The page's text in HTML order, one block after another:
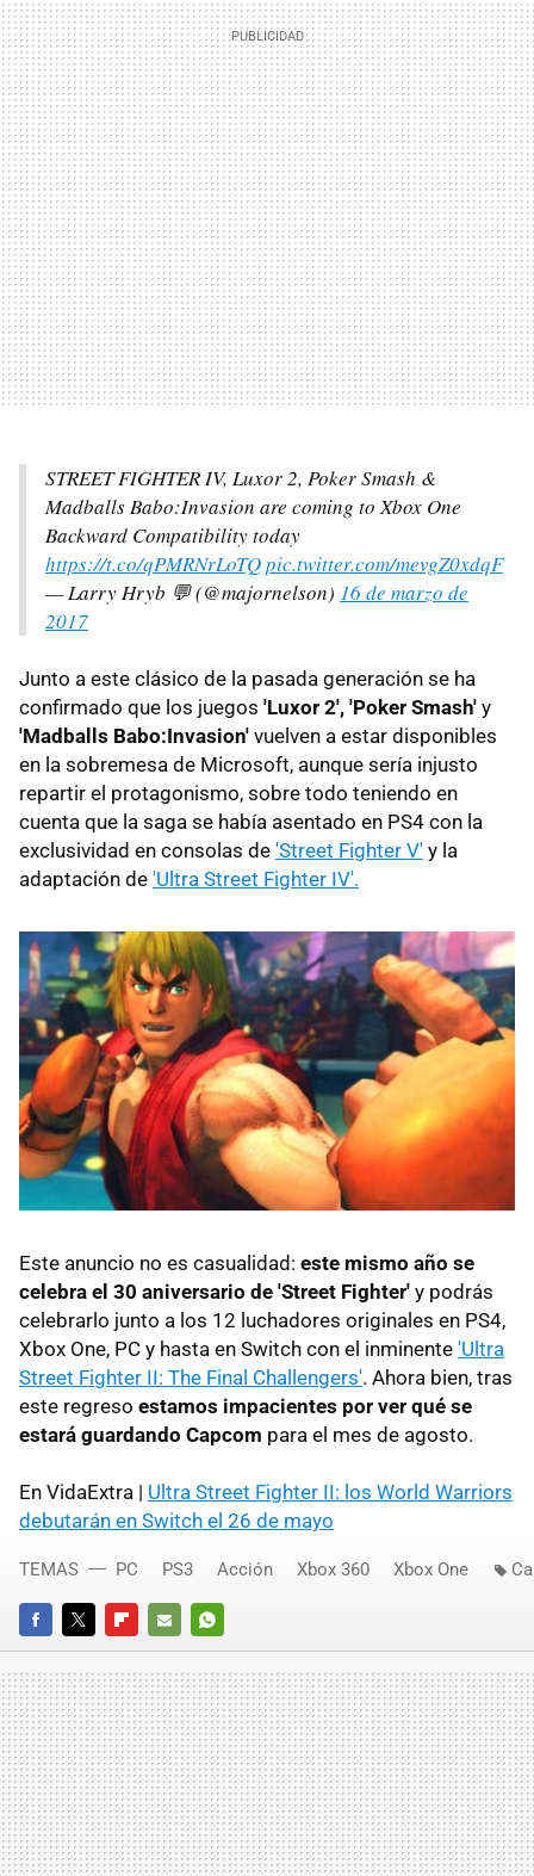
STREET FIGHTER IV, Luxor 2, Poker Smash &
Madballs Babo:Invasion are coming to Xbox One
Backward Compatibility today
https://t.co/qPMRNrLoTQpic.twitter.com/mevgZ0xdqF
— Larry Hryb 💬 (@majornelson) 16 de marzo de
2017
Junto a este clásico de la pasada generación se ha
confirmado que los juegos 'Luxor 2', 'Poker Smash' y
'Madballs Babo:Invasion' vuelven a estar disponibles
en la sobremesa de Microsoft, aunque sería injusto
repartir el protagonismo, sobre todo teniendo en
cuenta que la saga se había asentado en PS4 con la
exclusividad en consolas de 'Street Fighter V' y la
adaptación de 'Ultra Street Fighter IV'.
Este anuncio no es casualidad: este mismo año se
celebra el 30 aniversario de 'Street Fighter' y podrás
celebrarlo junto a los 12 luchadores originales en PS4,
Xbox One, PC y hasta en Switch con el inminente 'Ultra
Street Fighter II: The Final Challengers'. Ahora bien, tras
este regreso estamos impacientes por ver qué se
estará guardando Capcom para el mes de agosto.
En VidaExtra | Ultra Street Fighter II: los World Warriors
debutarán en Switch el 26 de mayo
FACEBOOKTWITTERFLIPBOARD
E-
MAIL
WHATSAPP
TEMAS PC PS3 Acción Xbox 360 Xbox One